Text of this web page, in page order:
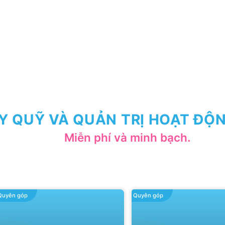
QUỸ VÀ QUẢN TRỊ HOẠT
Miễn phí và minh bạch.
góp Quyên góp